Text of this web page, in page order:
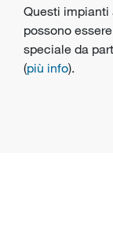
Questi impianti
possono
speciale da
(più info).